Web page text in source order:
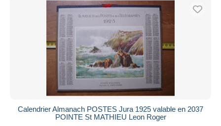
Calendrier Almanach POSTES Jura 1925 valable en 2037
POINTE St MATHIEU Leon Roger